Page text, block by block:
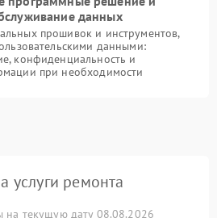
данных
прошивок и инструментов,
данными:
конфиденциальность и
при необходимости
услуги ремонта
на текущую дату 08.08.2026